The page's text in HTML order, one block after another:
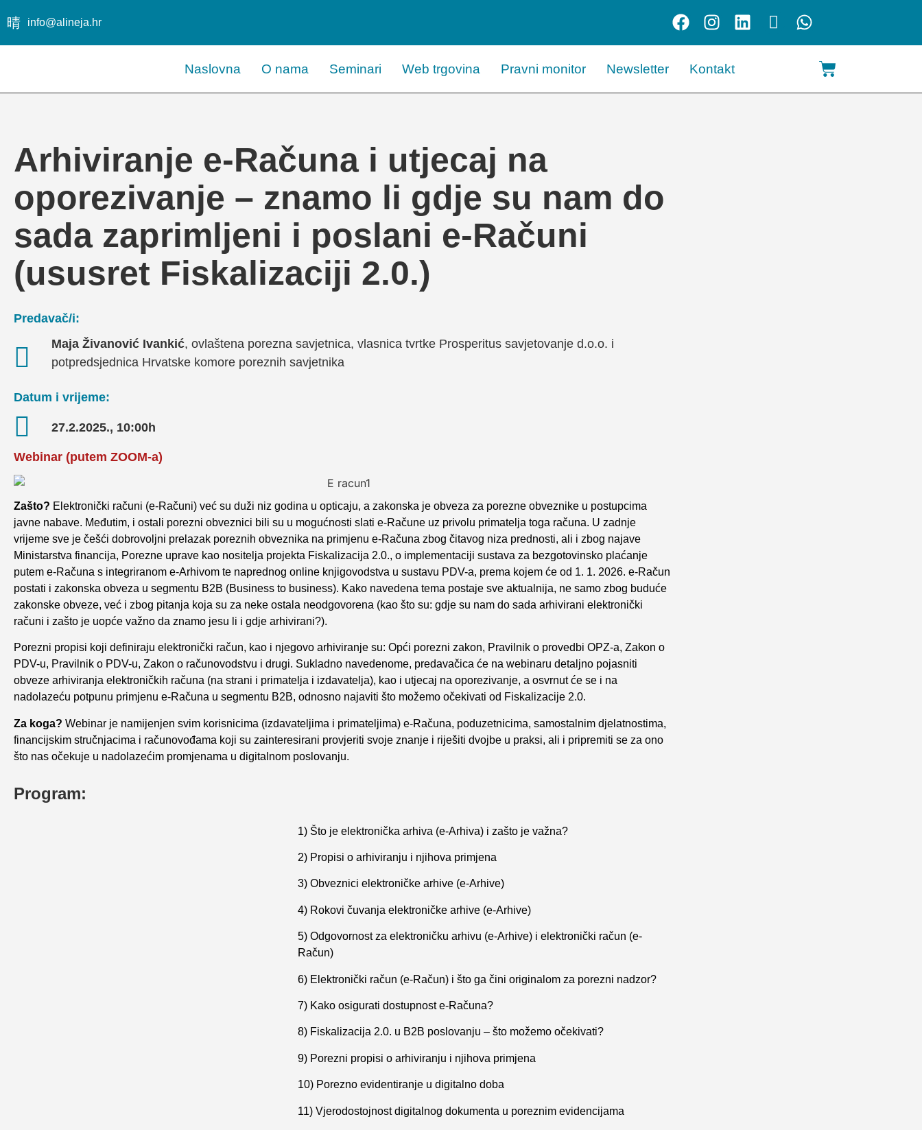
info@alineja.hr
Naslovna O nama Seminari Web trgovina Pravni monitor Newsletter Kontakt
Arhiviranje e-Računa i utjecaj na
oporezivanje – znamo li gdje su nam do
sada zaprimljeni i poslani e-Računi
(ususret Fiskalizaciji 2.0.)
Predavač/i:
Maja Živanović Ivankić, ovlaštena porezna savjetnica, vlasnica tvrtke Prosperitus savjetovanje d.o.o. i
potpredsjednica Hrvatske komore poreznih savjetnika
Datum i vrijeme:
27.2.2025., 10:00h
Webinar (putem ZOOM-a)
Zašto? Elektronički računi (e-Računi) već su duži niz godina u opticaju, a zakonska je obveza za porezne obveznike u postupcima
javne nabave. Međutim, i ostali porezni obveznici bili su u mogućnosti slati e-Račune uz privolu primatelja toga računa. U zadnje
vrijeme sve je češći dobrovoljni prelazak poreznih obveznika na primjenu e-Računa zbog čitavog niza prednosti, ali i zbog najave
Ministarstva financija, Porezne uprave kao nositelja projekta Fiskalizacija 2.0., o implementaciji sustava za bezgotovinsko plaćanje
putem e-Računa s integriranom e-Arhivom te naprednog online knjigovodstva u sustavu PDV-a, prema kojem će od 1. 1. 2026. e-Račun
postati i zakonska obveza u segmentu B2B (Business to business). Kako navedena tema postaje sve aktualnija, ne samo zbog buduće
zakonske obveze, već i zbog pitanja koja su za neke ostala neodgovorena (kao što su: gdje su nam do sada arhivirani elektronički
računi i zašto je uopće važno da znamo jesu li i gdje arhivirani?).
Porezni propisi koji definiraju elektronički račun, kao i njegovo arhiviranje su: Opći porezni zakon, Pravilnik o provedbi OPZ-a, Zakon o
PDV-u, Pravilnik o PDV-u, Zakon o računovodstvu i drugi. Sukladno navedenome, predavačica će na webinaru detaljno pojasniti
obveze arhiviranja elektroničkih računa (na strani i primatelja i izdavatelja), kao i utjecaj na oporezivanje, a osvrnut će se i na
nadolazeću potpunu primjenu e-Računa u segmentu B2B, odnosno najaviti što možemo očekivati od Fiskalizacije 2.0.
Za koga? Webinar je namijenjen svim korisnicima (izdavateljima i primateljima) e-Računa, poduzetnicima, samostalnim djelatnostima,
financijskim stručnjacima i računovođama koji su zainteresirani provjeriti svoje znanje i riješiti dvojbe u praksi, ali i pripremiti se za ono
što nas očekuje u nadolazećim promjenama u digitalnom poslovanju.
Program:
1) Što je elektronička arhiva (e-Arhiva) i zašto je važna?
2) Propisi o arhiviranju i njihova primjena
3) Obveznici elektroničke arhive (e-Arhive)
4) Rokovi čuvanja elektroničke arhive (e-Arhive)
5) Odgovornost za elektroničku arhivu (e-Arhive) i elektronički račun (e-
Račun)
6) Elektronički račun (e-Račun) i što ga čini originalom za porezni nadzor?
7) Kako osigurati dostupnost e-Računa?
8) Fiskalizacija 2.0. u B2B poslovanju – što možemo očekivati?
9) Porezni propisi o arhiviranju i njihova primjena
10) Porezno evidentiranje u digitalno doba
11) Vjerodostojnost digitalnog dokumenta u poreznim evidencijama